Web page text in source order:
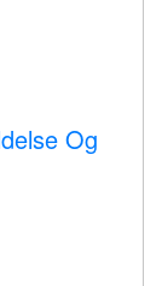
Og